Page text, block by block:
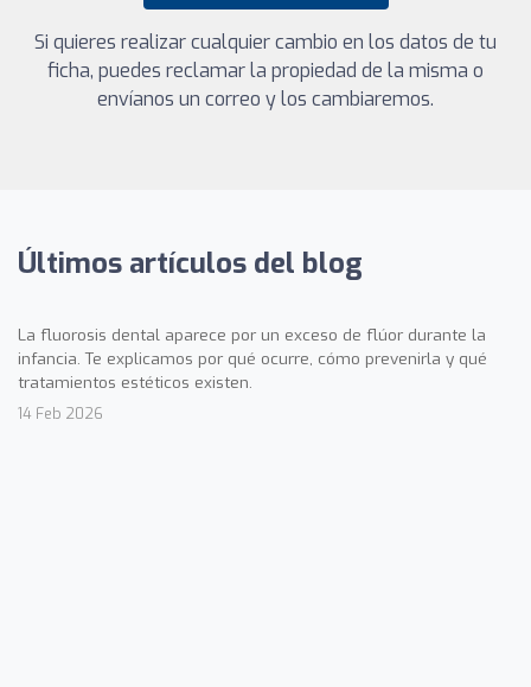
Si quieres realizar cualquier cambio en los datos de tu
ficha, puedes reclamar la propiedad de la misma o
envíanos un correo y los cambiaremos.
Últimos artículos del blog
La fluorosis dental aparece por un exceso de flúor durante la
infancia. Te explicamos por qué ocurre, cómo prevenirla y qué
tratamientos estéticos existen.
14 Feb 2026